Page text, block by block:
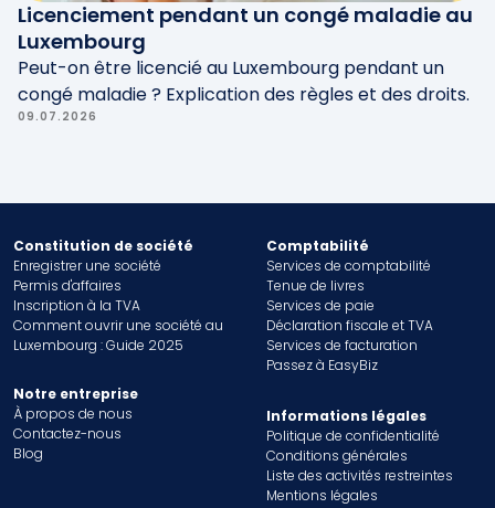
Licenciement pendant un congé maladie au
Luxembourg
Peut-on être licencié au Luxembourg pendant un
congé maladie ? Explication des règles et des droits.
09.07.2026
Constitution de société
Enregistrer une société
Permis d'affaires
Inscription à la TVA
Comment ouvrir une société au
Luxembourg : Guide 2025
Comptabilité
Services de comptabilité
Tenue de livres
Services de paie
Déclaration fiscale et TVA
Services de facturation
Passez à EasyBiz
Notre entreprise
À propos de nous
Contactez-nous
Blog
Informations légales
Politique de confidentialité
Conditions générales
Liste des activités restreintes
Mentions légales